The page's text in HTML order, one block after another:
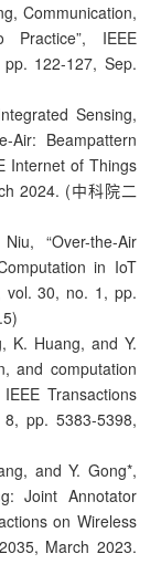
Communication,
IEEE
122-127, Sep.
Sensing,
Air: Beampattern
Internet of Things
2024. (中科院二
“Over-the-Air
in IoT
vol. 30, no. 1, pp.
K. Huang, and Y.
and computation
Transactions
pp. 5383-5398,
and Y. Gong*,
Joint Annotator
on Wireless
March 2023.